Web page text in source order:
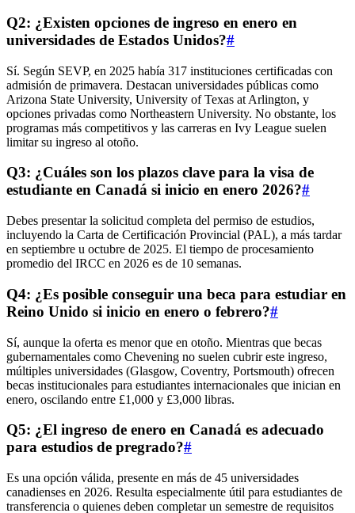
Q2: ¿Existen opciones de ingreso en enero en
universidades de Estados Unidos?#
Sí. Según SEVP, en 2025 había 317 instituciones certificadas con
admisión de primavera. Destacan universidades públicas como
Arizona State University, University of Texas at Arlington, y
opciones privadas como Northeastern University. No obstante, los
programas más competitivos y las carreras en Ivy League suelen
limitar su ingreso al otoño.
Q3: ¿Cuáles son los plazos clave para la visa de
estudiante en Canadá si inicio en enero 2026?#
Debes presentar la solicitud completa del permiso de estudios,
incluyendo la Carta de Certificación Provincial (PAL), a más tardar
en septiembre u octubre de 2025. El tiempo de procesamiento
promedio del IRCC en 2026 es de 10 semanas.
Q4: ¿Es posible conseguir una beca para estudiar en
Reino Unido si inicio en enero o febrero?#
Sí, aunque la oferta es menor que en otoño. Mientras que becas
gubernamentales como Chevening no suelen cubrir este ingreso,
múltiples universidades (Glasgow, Coventry, Portsmouth) ofrecen
becas institucionales para estudiantes internacionales que inician en
enero, oscilando entre £1,000 y £3,000 libras.
Q5: ¿El ingreso de enero en Canadá es adecuado
para estudios de pregrado?#
Es una opción válida, presente en más de 45 universidades
canadienses en 2026. Resulta especialmente útil para estudiantes de
transferencia o quienes deben completar un semestre de requisitos